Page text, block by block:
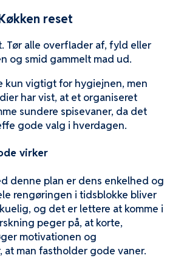
reset
Tør alle overflader af, fyld eller
og smid gammelt mad ud.
kun vigtigt for hygiejnen, men
har vist, at et organiseret
sundere spisevaner, da det
gode valg i hverdagen.
virker
denne plan er dens enkelhed og
rengøringen i tidsblokke bliver
og det er lettere at komme i
peger på, at korte,
motivationen og
man fastholder gode vaner.